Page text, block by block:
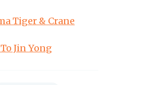
Tiger & Crane
Jin Yong